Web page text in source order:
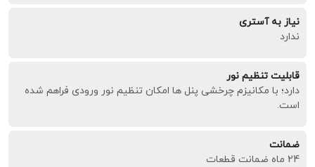
نیاز به آستری
ندارد
قابلیت تنظیم نور
دارد؛ با مکانیزم چرخشی پنل ها امکان تنظیم نور ورودی فراهم شده
است.
ضمانت
24 ماه ضمانت قطعات